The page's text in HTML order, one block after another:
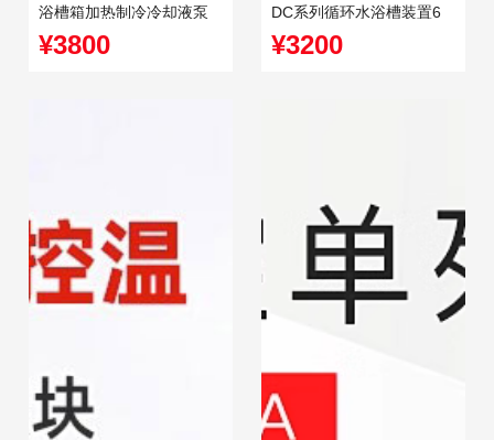
浴槽箱加热制冷冷却液泵
卧式水槽
¥3800
DC系列循环水浴槽装置6
升15升30升
¥3200